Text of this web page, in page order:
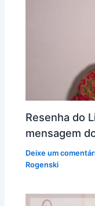
Resenha do
mensagem
Deixe um
Rogenski